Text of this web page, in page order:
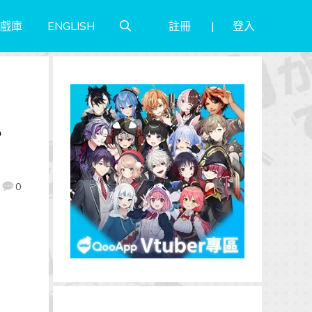
庫 ENGLISH 註冊 登入
0